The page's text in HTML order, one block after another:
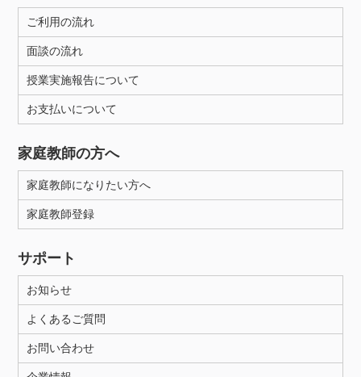
ご利用の流れ
面談の流れ
授業実施報告について
お支払いについて
家庭教師の方へ
家庭教師になりたい方へ
家庭教師登録
サポート
お知らせ
よくあるご質問
お問い合わせ